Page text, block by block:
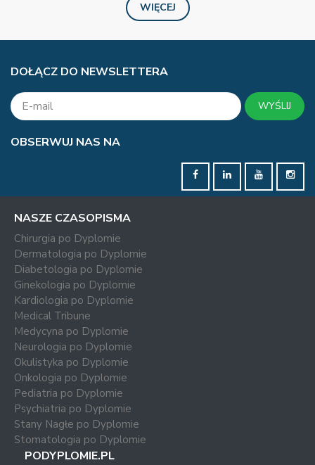
WIĘCEJ
DOŁĄCZ DO NEWSLETTERA
WYŚLIJ
OBSERWUJ NAS NA
NASZE CZASOPISMA
Chirurgia po Dyplomie
Dermatologia po Dyplomie
Diabetologia po Dyplomie
Ginekologia po Dyplomie
Kardiologia po Dyplomie
Medical Tribune
Medycyna po Dyplomie
Neurologia po Dyplomie
Okulistyka po Dyplomie
Onkologia po Dyplomie
Pediatria po Dyplomie
Psychiatria po Dyplomie
Stany Nagłe po Dyplomie
Stomatologia po Dyplomie
PODYPLOMIE.PL